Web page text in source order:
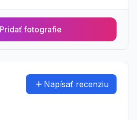
Pridať fotografie
Napísať recenziu